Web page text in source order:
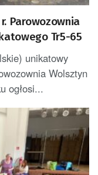
Parowozownia
Tr5-65
unikatowy
Wolsztyn
ogłosi...